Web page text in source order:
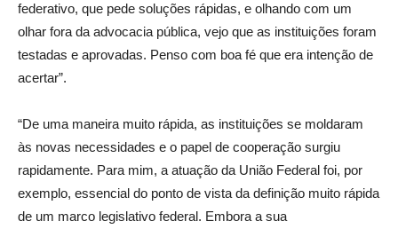
federativo, que pede soluções rápidas, e olhando com um
olhar fora da advocacia pública, vejo que as instituições foram
testadas e aprovadas. Penso com boa fé que era intenção de
acertar”.
“De uma maneira muito rápida, as instituições se moldaram
às novas necessidades e o papel de cooperação surgiu
rapidamente. Para mim, a atuação da União Federal foi, por
exemplo, essencial do ponto de vista da definição muito rápida
de um marco legislativo federal. Embora a sua